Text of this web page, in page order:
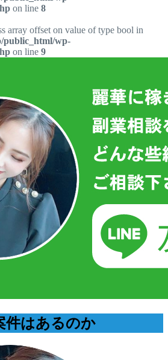
on line 8
array offset on value of type bool in
public_html/wp-
on line 9
件はあるのか